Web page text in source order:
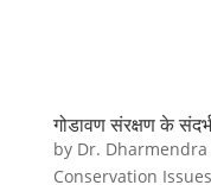
गोडावण संरक्षण के
by Dr.
Conservation Issues